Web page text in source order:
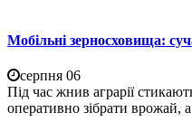
Мобільні зерносховища:
серпня 06
Під час жнив аграрії
оперативно зібрати врожай,